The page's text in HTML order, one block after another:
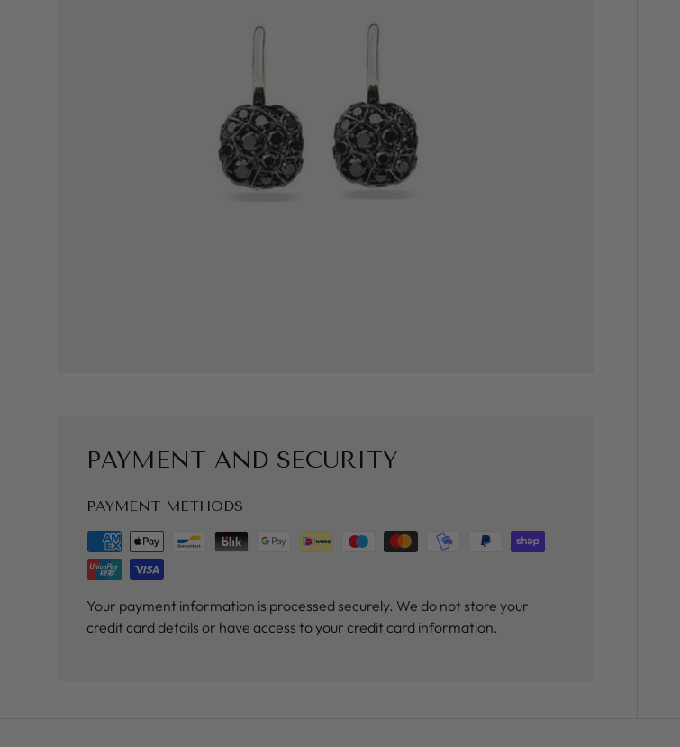
PAYMENT AND SECURITY
PAYMENT METHODS
Your payment information is processed securely. We do not store your
credit card details or have access to your credit card information.